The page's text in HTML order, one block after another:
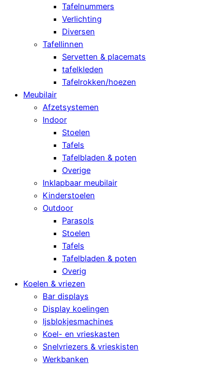
Tafelnummers
Verlichting
Diversen
Tafellinnen
Servetten & placemats
tafelkleden
Tafelrokken/hoezen
Meubilair
Afzetsystemen
Indoor
Stoelen
Tafels
Tafelbladen & poten
Overige
Inklapbaar meubilair
Kinderstoelen
Outdoor
Parasols
Stoelen
Tafels
Tafelbladen & poten
Overig
Koelen & vriezen
Bar displays
Display koelingen
Ijsblokjesmachines
Koel- en vrieskasten
Snelvriezers & vrieskisten
Werkbanken